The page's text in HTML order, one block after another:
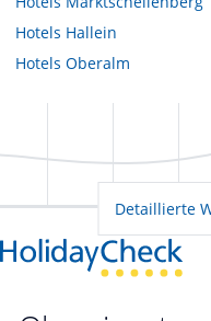
Hotels Hallein
Hotels Oberalm
Detaillierte